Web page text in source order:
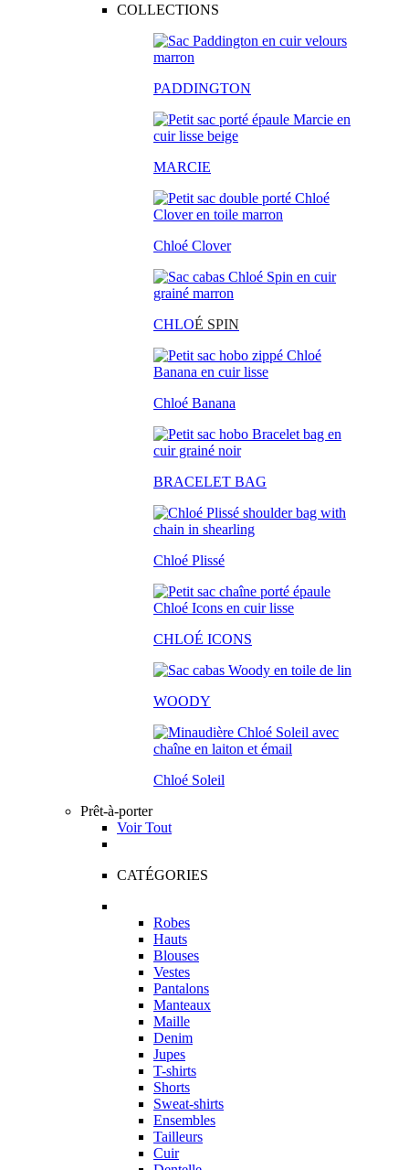
COLLECTIONS
PADDINGTON
MARCIE
Chloé Clover
CHLOÉ SPIN
Chloé Banana
BRACELET BAG
Chloé Plissé
CHLOÉ ICONS
WOODY
Chloé Soleil
Prêt-à-porter
Voir Tout
CATÉGORIES
Robes
Hauts
Blouses
Vestes
Pantalons
Manteaux
Maille
Denim
Jupes
T-shirts
Shorts
Sweat-shirts
Ensembles
Tailleurs
Cuir